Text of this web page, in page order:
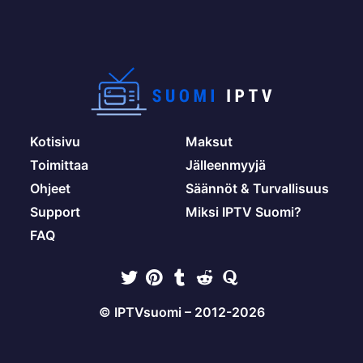
Kotisivu
Toimittaa
Ohjeet
Support
FAQ
Maksut
Jälleenmyyjä
Säännöt & Turvallisuus
Miksi IPTV Suomi?
© IPTVsuomi – 2012-2026